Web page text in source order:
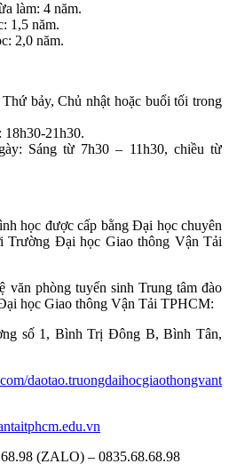
làm: 4 năm.
1,5 năm.
2,0 năm.
bảy, Chủ nhật hoặc buổi tối trong
21h30.
Sáng từ 7h30 – 11h30, chiều từ
học được cấp bằng Đại học chuyên
Trường Đại học Giao thông Vận Tải
văn phòng tuyển sinh Trung tâm đào
học Giao thông Vận Tải TPHCM:
số 1, Bình Trị Đông B, Bình Tân,
daotao.truongdaihocgiaothongvant
(ZALO) – 0835.68.68.98